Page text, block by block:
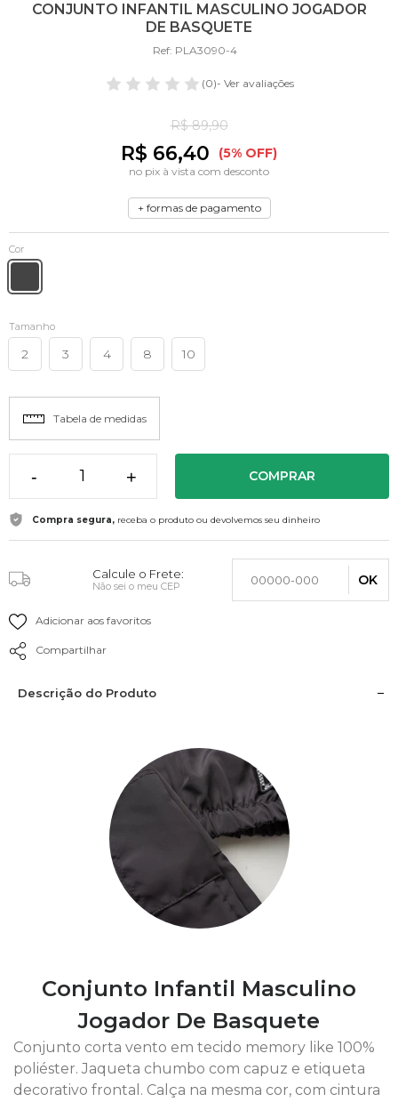
CONJUNTO INFANTIL MASCULINO JOGADOR
DE BASQUETE
Ref: PLA3090-4
(0)- Ver avaliações
R$ 89,90
R$ 66,40 (5% OFF)
no pix à vista com desconto
+ formas de pagamento
Cor
Tamanho
2 3 4 8 10
Tabela de medidas
- + COMPRAR
Compra segura, receba o produto ou devolvemos seu dinheiro
Calcule o Frete:
Não sei o meu CEP OK
Adicionar aos favoritos
Compartilhar
Descrição do Produto
Conjunto Infantil Masculino
Jogador De Basquete
Conjunto corta vento em tecido memory like 100%
poliéster. Jaqueta chumbo com capuz e etiqueta
decorativo frontal. Calça na mesma cor, com cintura